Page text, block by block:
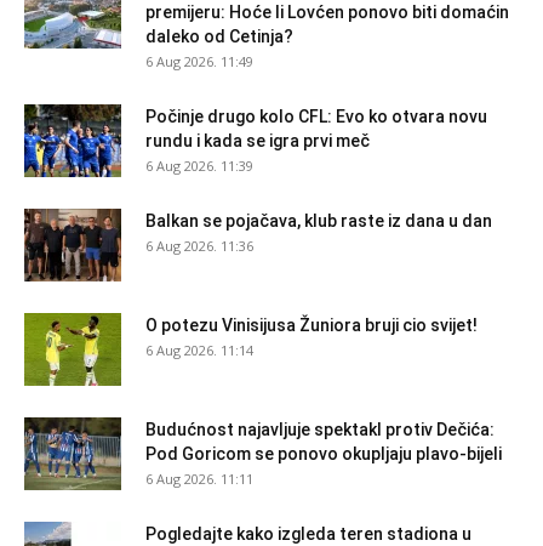
premijeru: Hoće li Lovćen ponovo biti domaćin
daleko od Cetinja?
6 Aug 2026. 11:49
Počinje drugo kolo CFL: Evo ko otvara novu
rundu i kada se igra prvi meč
6 Aug 2026. 11:39
Balkan se pojačava, klub raste iz dana u dan
6 Aug 2026. 11:36
O potezu Vinisijusa Žuniora bruji cio svijet!
6 Aug 2026. 11:14
Budućnost najavljuje spektakl protiv Dečića:
Pod Goricom se ponovo okupljaju plavo-bijeli
6 Aug 2026. 11:11
Pogledajte kako izgleda teren stadiona u